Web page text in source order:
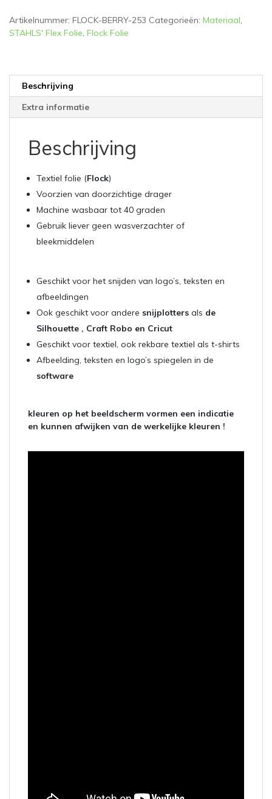
Artikelnummer: FLOCK-BERRY-253 Categorieën: Materiaal,
STAHLS' Flex Folie, Flock Folie
Beschrijving
Extra informatie
Beschrijving
Textiel folie (Flock)
Voorzien van doorzichtige drager
Machine wasbaar tot 40 graden
Gebruik liever geen wasverzachter of
bleekmiddelen
Geschikt voor het snijden van logo’s, teksten en
afbeeldingen
Ook geschikt voor andere snijplotters als de
Silhouette , Craft Robo en Cricut
Geschikt voor textiel, ook rekbare textiel als t-shirts
Afbeelding, teksten en logo’s spiegelen in de
software
kleuren op het beeldscherm vormen een indicatie
en kunnen afwijken van de werkelijke kleuren !